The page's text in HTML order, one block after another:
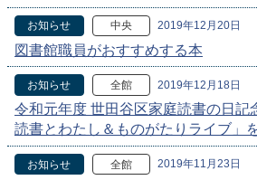
お知らせ 中央 2019年12月20日
図書館職員がおすすめする本
お知らせ 全館 2019年12月18日
令和元年度 世田谷区家庭読書の日記
読書とわたし＆ものがたりライブ」
お知らせ 全館 2019年11月23日